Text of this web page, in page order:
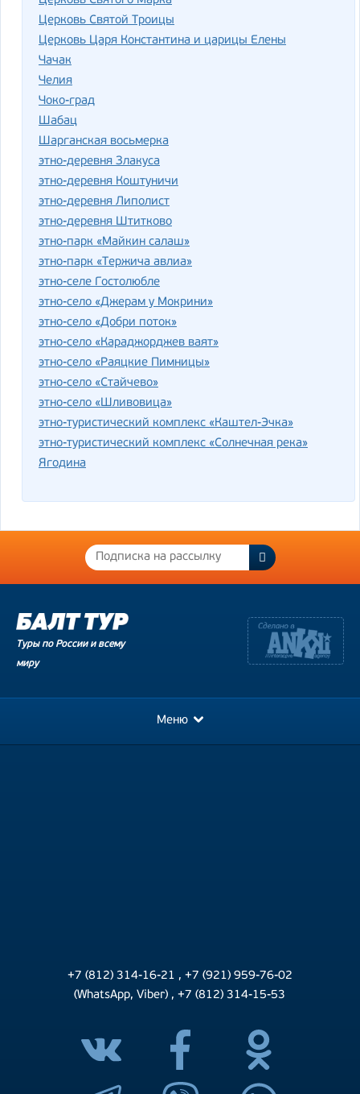
Церковь Святой Троицы
Церковь Царя Константина и царицы Елены
Чачак
Челия
Чоко-град
Шабац
Шарганская восьмерка
этно-деревня Злакуса
этно-деревня Коштуничи
этно-деревня Липолист
этно-деревня Штитково
этно-парк «Майкин салаш»
этно-парк «Тержича авлиа»
этно-селе Гостолюбле
этно-село «Джерам у Мокрини»
этно-село «Добри поток»
этно-село «Караджорджев ваят»
этно-село «Раяцкие Пимницы»
этно-село «Стайчево»
этно-село «Шливовица»
этно-туристический комплекс «Каштел-Эчка»
этно-туристический комплекс «Солнечная река»
Ягодина
Туры по России и всему
миру
Меню
+7 (812) 314-16-21 , +7 (921) 959-76-02
(WhatsApp, Viber) ,+7 (812) 314-15-53